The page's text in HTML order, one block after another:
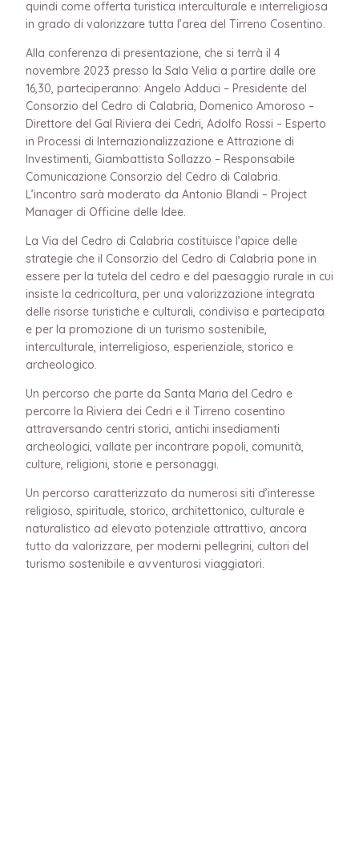
quindi come offerta turistica interculturale e interreligiosa
in grado di valorizzare tutta l’area del Tirreno Cosentino.
Alla conferenza di presentazione, che si terrà il 4
novembre 2023 presso la Sala Velia a partire dalle ore
16,30, parteciperanno: Angelo Adduci – Presidente del
Consorzio del Cedro di Calabria, Domenico Amoroso –
Direttore del Gal Riviera dei Cedri, Adolfo Rossi – Esperto
in Processi di Internazionalizzazione e Attrazione di
Investimenti, Giambattista Sollazzo – Responsabile
Comunicazione Consorzio del Cedro di Calabria.
L’incontro sarà moderato da Antonio Blandi – Project
Manager di Officine delle Idee.
La Via del Cedro di Calabria costituisce l’apice delle
strategie che il Consorzio del Cedro di Calabria pone in
essere per la tutela del cedro e del paesaggio rurale in cui
insiste la cedricoltura, per una valorizzazione integrata
delle risorse turistiche e culturali, condivisa e partecipata
e per la promozione di un turismo sostenibile,
interculturale, interreligioso, esperienziale, storico e
archeologico.
Un percorso che parte da Santa Maria del Cedro e
percorre la Riviera dei Cedri e il Tirreno cosentino
attraversando centri storici, antichi insediamenti
archeologici, vallate per incontrare popoli, comunità,
culture, religioni, storie e personaggi.
Un percorso caratterizzato da numerosi siti d’interesse
religioso, spirituale, storico, architettonico, culturale e
naturalistico ad elevato potenziale attrattivo, ancora
tutto da valorizzare, per moderni pellegrini, cultori del
turismo sostenibile e avventurosi viaggiatori.